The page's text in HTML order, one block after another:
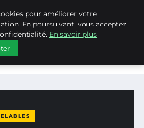
RENOUVELABLES
EN FRANCE : QUEL HÉRITAGE
pour améliorer votre
En poursuivant, vous acceptez
En savoir plus